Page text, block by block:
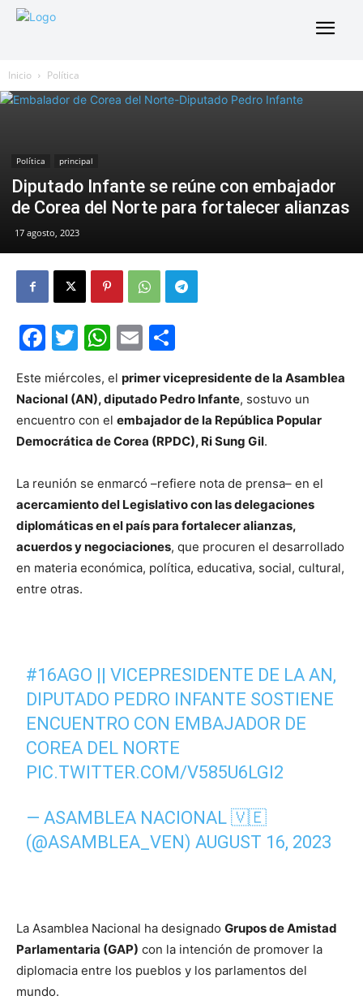
Inicio Política
Política principal
Diputado Infante se reúne con embajador
de Corea del Norte para fortalecer alianzas
17 agosto, 2023
Facebook
Twitter
WhatsApp
Email
Este miércoles, el primer vicepresidente de la Asamblea
Nacional (AN), diputado Pedro Infante, sostuvo un
encuentro con el embajador de la República Popular
Democrática de Corea (RPDC), Ri Sung Gil.
La reunión se enmarcó –refiere nota de prensa– en el
acercamiento del Legislativo con las delegaciones
diplomáticas en el país para fortalecer alianzas,
acuerdos y negociaciones, que procuren el desarrollado
en materia económica, política, educativa, social, cultural,
entre otras.
#16AGO || VICEPRESIDENTE DE LA AN,
DIPUTADO PEDRO INFANTE SOSTIENE
ENCUENTRO CON EMBAJADOR DE
COREA DEL NORTE
PIC.TWITTER.COM/V585U6LGI2
— ASAMBLEA NACIONAL 🇻🇪
(@ASAMBLEA_VEN)AUGUST 16, 2023
La Asamblea Nacional ha designado Grupos de Amistad
Parlamentaria (GAP) con la intención de promover la
diplomacia entre los pueblos y los parlamentos del
mundo.